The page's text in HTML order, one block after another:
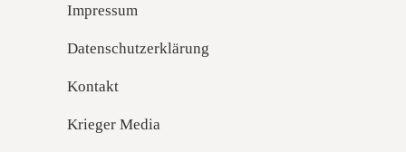
Impressum
Datenschutzerklärung
Kontakt
Krieger Media